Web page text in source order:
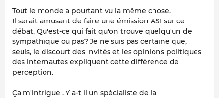
Tout le monde a pourtant vu la même chose.
Il serait amusant de faire une émission ASI sur ce
débat. Qu'est-ce qui fait qu'on trouve quelqu'un de
sympathique ou pas? Je ne suis pas certaine que,
seuls, le discourt des invités et les opinions politiques
des internautes expliquent cette différence de
perception.
Ça m'intrigue . Y a-t il un spécialiste de la